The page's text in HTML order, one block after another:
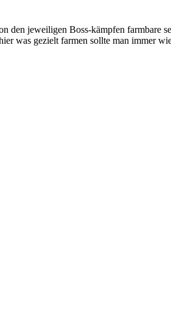
den jeweiligen Boss-kämpfen farmbare
was gezielt farmen sollte man immer